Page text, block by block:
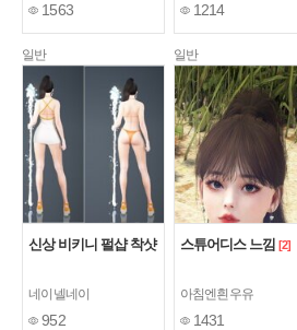
1563 1214
일반
신상 비키니 펄샵 착샷
네이넬네이
952
일반
스튜어디스 느낌 [2]
아침엔흰우유
1431